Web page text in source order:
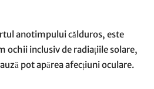
anotimpului călduros, este
ochii inclusiv de radiațiile solare,
pot apărea afecțiuni oculare.